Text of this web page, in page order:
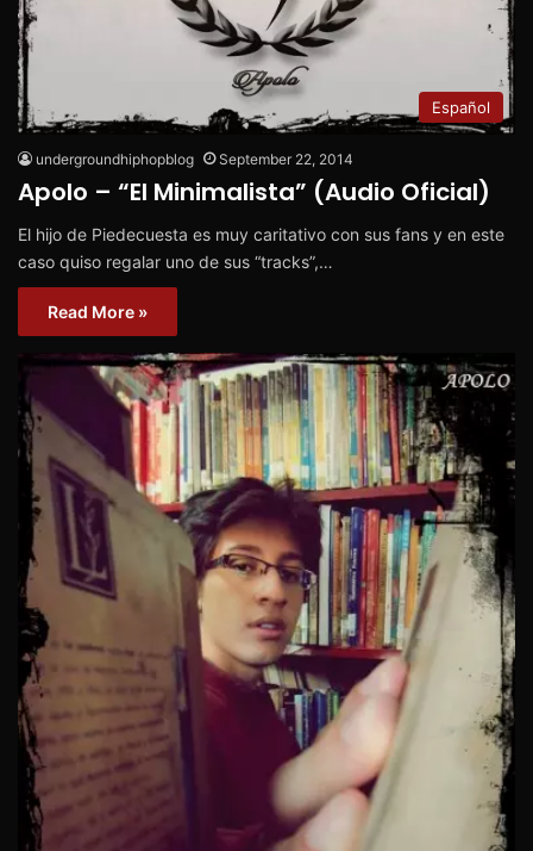
Español
undergroundhiphopblog September 22, 2014
Apolo – “El Minimalista” (Audio Oficial)
El hijo de Piedecuesta es muy caritativo con sus fans y en este
caso quiso regalar uno de sus “tracks”,…
Read More »